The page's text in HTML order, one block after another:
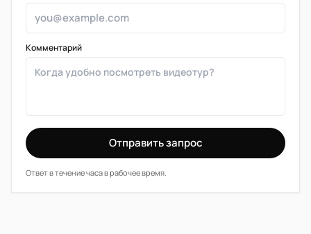
Комментарий
Отправить запрос
Ответ в течение часа в рабочее время.